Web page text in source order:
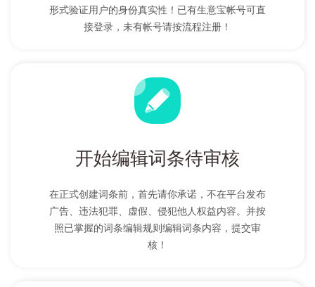
形式验证用户的身份真实性！已有生意宝帐号可直
接登录，未有帐号请按流程注册！
开始编辑词条待审核
在正式创建词条前，首先请你承诺，不在平台发布
广告、违法犯罪、虚假、侵犯他人权益内容。并按
照已掌握的词条编辑规则编辑词条内容，提交审
核！